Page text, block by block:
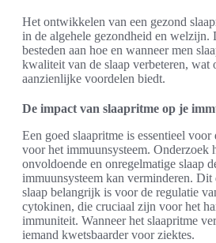
Het ontwikkelen van een gezond
in de algehele gezondheid en welzijn.
besteden aan hoe en wanneer men
kwaliteit van de slaap verbeteren, wat
aanzienlijke voordelen biedt.
De impact van slaapritme op je
Een goed slaapritme is essentieel
voor het immuunsysteem. Onderzoek
onvoldoende en onregelmatige slaap
immuunsysteem kan verminderen.
slaap belangrijk is voor de regulatie
cytokinen, die cruciaal zijn voor het
immuniteit. Wanneer het slaapritme
iemand kwetsbaarder voor ziektes.